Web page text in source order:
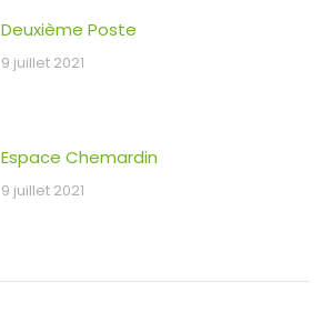
Deuxième Poste
9 juillet 2021
Espace Chemardin
9 juillet 2021